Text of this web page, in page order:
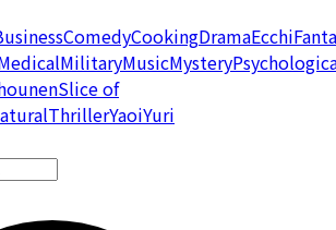
ComedyCookingDramaEcchi
MilitaryMusicMystery
Slice of
ThrillerYaoiYuri